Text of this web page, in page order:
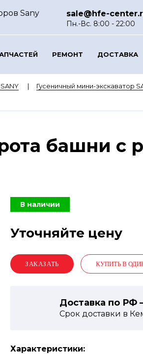
Sany
sale@hfe-
Пн.-Вс. 8:00 - 22:00
РЕМОНТ ДОСТАВКА
Гусеничный мини-экскаватор
башни с
В наличии
Уточняйте цену
КУПИТЬ В
Доставка по
Срок доставки в
Характеристики: